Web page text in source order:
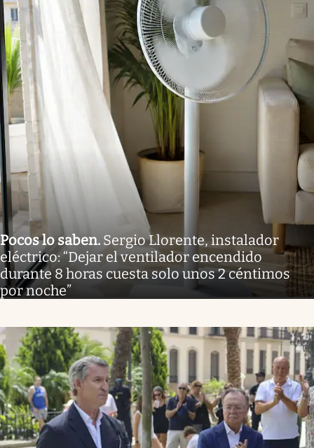
Pocos lo saben. Sergio Llorente, instalador
eléctrico: “Dejar el ventilador encendido
durante 8 horas cuesta solo unos 2 céntimos
por noche”